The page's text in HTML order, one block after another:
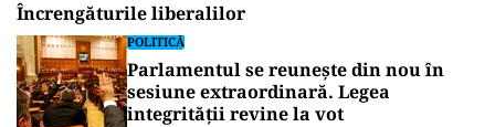
Încrengăturile liberalilor
POLITICĂ
Parlamentul se reunește din nou în
sesiune extraordinară. Legea
integrității revine la vot